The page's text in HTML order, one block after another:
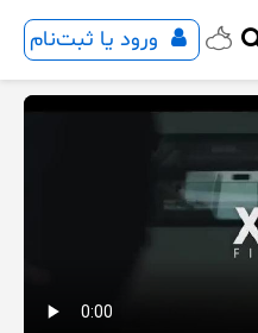
ورود یا ثبت‌نام